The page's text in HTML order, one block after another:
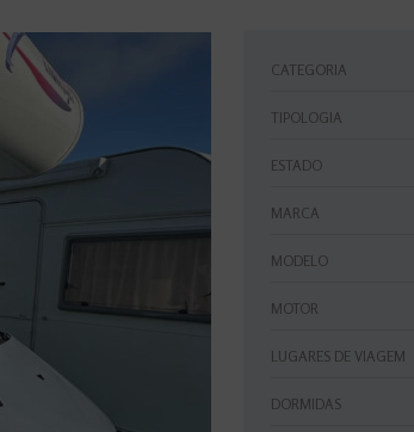
CATEGORIA
TIPOLOGIA
ESTADO
MARCA
MODELO
MOTOR
LUGARES DE VIAGEM
DORMIDAS